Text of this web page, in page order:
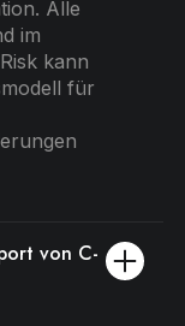
Alle
im
kann
für
von C-